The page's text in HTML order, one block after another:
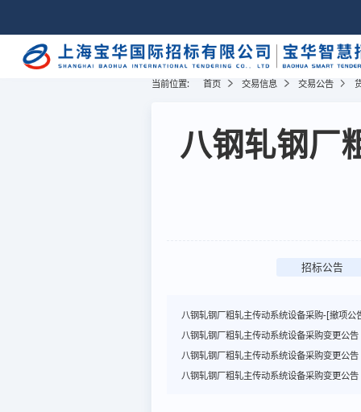
当前位置: 首页 交易信息 交易公告
八钢轧钢厂
招标公告
八钢轧钢厂粗轧主传动系统设备采购-[撤项公
八钢轧钢厂粗轧主传动系统设备采购变更公告
八钢轧钢厂粗轧主传动系统设备采购变更公告
八钢轧钢厂粗轧主传动系统设备采购变更公告